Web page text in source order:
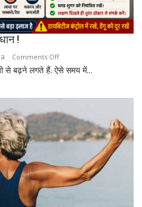
!
Comments Offon
टाइप-2
सावधान
!
से बढ़ने लगते हैं. ऐसे समय में...